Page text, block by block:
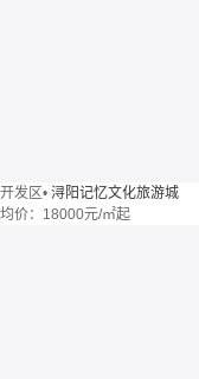
开发区• 浔阳记忆文化旅游城
均价： 18000元/㎡起